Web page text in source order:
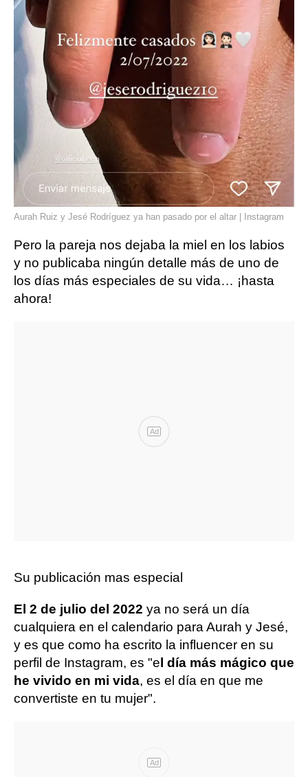
Aurah Ruiz y Jesé Rodríguez ya han pasado por el altar | Instagram
Pero la pareja nos dejaba la miel en los labios
y no publicaba ningún detalle más de uno de
los días más especiales de su vida… ¡hasta
ahora!
Ad
Su publicación mas especial
El 2 de julio del 2022 ya no será un día
cualquiera en el calendario para Aurah y Jesé,
y es que como ha escrito la influencer en su
perfil de Instagram, es "e l día más mágico que
he vivido en mi vida, es el día en que me
convertiste en tu mujer".
Ad